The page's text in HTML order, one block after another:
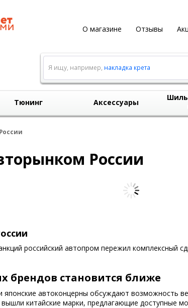
О магазине Отзывы
Я ищу, например, накладка крета
Тюнинг Аксессуары
России
российский автопром пережил комплексный
брендов становится ближе
автоконцерны обсуждают возможность
китайские марки, предлагающие доступные